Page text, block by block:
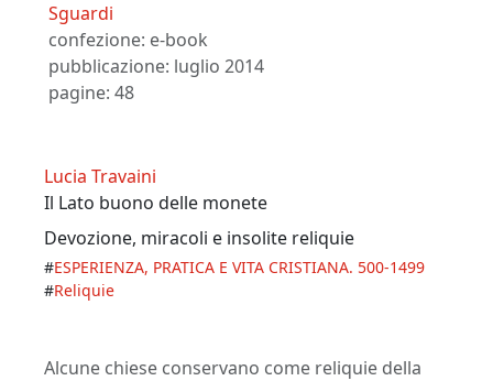
Sguardi
confezione: e-book
pubblicazione: luglio 2014
pagine: 48
Lucia Travaini
Il Lato buono delle monete
Devozione, miracoli e insolite reliquie
#ESPERIENZA, PRATICA E VITA CRISTIANA. 500-1499
#Reliquie
Alcune chiese conservano come reliquie della